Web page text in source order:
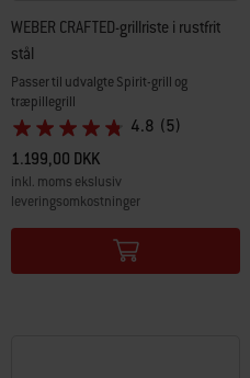
WEBER CRAFTED-grillriste i rustfrit
stål
Passer til udvalgte Spirit-grill og
træpillegrill
4.8 (5)
1.199,00 DKK
inkl. moms ekslusiv
leveringsomkostninger
Color Options